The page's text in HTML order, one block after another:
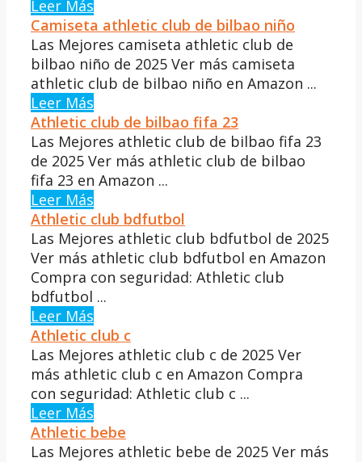
Leer Más
Camiseta athletic club de bilbao niño
Las Mejores camiseta athletic club de
bilbao niño de 2025 Ver más camiseta
athletic club de bilbao niño en Amazon ...
Leer Más
Athletic club de bilbao fifa 23
Las Mejores athletic club de bilbao fifa 23
de 2025 Ver más athletic club de bilbao
fifa 23 en Amazon ...
Leer Más
Athletic club bdfutbol
Las Mejores athletic club bdfutbol de 2025
Ver más athletic club bdfutbol en Amazon
Compra con seguridad: Athletic club
bdfutbol ...
Leer Más
Athletic club c
Las Mejores athletic club c de 2025 Ver
más athletic club c en Amazon Compra
con seguridad: Athletic club c ...
Leer Más
Athletic bebe
Las Mejores athletic bebe de 2025 Ver más